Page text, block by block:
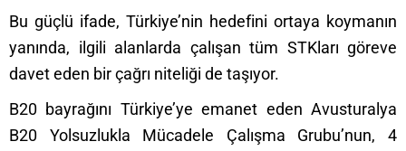
Bu güçlü ifade, Türkiye’nin hedefini ortaya koymanın
yanında, ilgili alanlarda çalışan tüm STKları göreve
davet eden bir çağrı niteliği de taşıyor.
B20 bayrağını Türkiye’ye emanet eden Avusturalya
B20 Yolsuzlukla Mücadele Çalışma Grubu’nun, 4